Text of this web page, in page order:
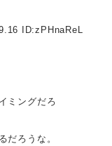
ID:zPHnaReL
ミングだろ
だろうな。